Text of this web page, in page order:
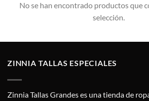
No se han encontrado productos que
selección.
ZINNIA TALLAS ESPECIALES
Zinnia Tallas Grandes es una tienda de